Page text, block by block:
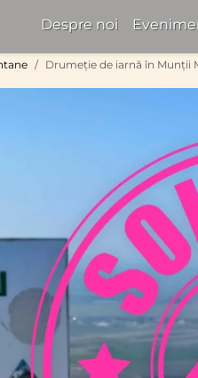
Despre noi
Drumeție de iarnă în Munții